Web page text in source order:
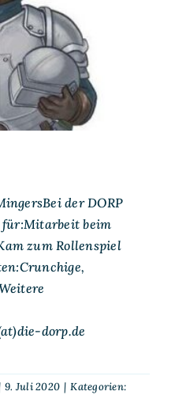
der DORP
beim
zum Rollenspiel
dorp.de
9. Juli 2020 | Kategorien: